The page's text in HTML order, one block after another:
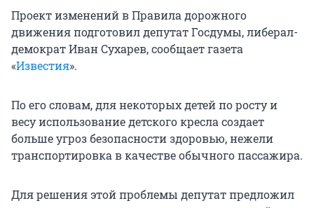
Проект изменений в Правила дорожного
движения подготовил депутат Госдумы, либерал-
демократ Иван Сухарев, сообщает газета
«Известия».
По его словам, для некоторых детей по росту и
весу использование детского кресла создает
больше угроз безопасности здоровью, нежели
транспортировка в качестве обычного пассажира.
Для решения этой проблемы депутат предложил